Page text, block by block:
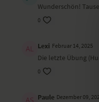
Wunderschön!
0
Lexi Februar 14, 2025
Die letzte Übung
0
Paule Dezember 09,